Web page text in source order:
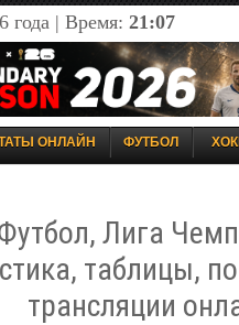
года | Время: 21:07
ОНЛАЙН ФУТБОЛ
Лига
таблицы,
трансляции